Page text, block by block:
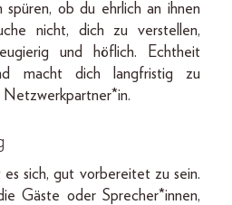
spüren, ob du ehrlich an ihnen
nicht, dich zu verstellen,
und höflich. Echtheit
macht dich langfristig zu
sich, gut vorbereitet zu sein.
Gäste oder Sprecher*innen,